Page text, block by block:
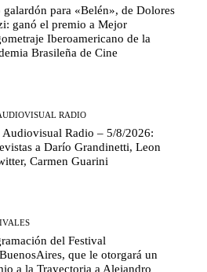
galardón para «Belén», de Dolores
ganó el premio a Mejor
Iberoamericano de la
Brasileña de Cine
RADIO
Audiovisual Radio – 5/8/2026:
a Darío Grandinetti, Leon
Carmen Guarini
del Festival
que le otorgará un
a la Trayectoria a Alejandro